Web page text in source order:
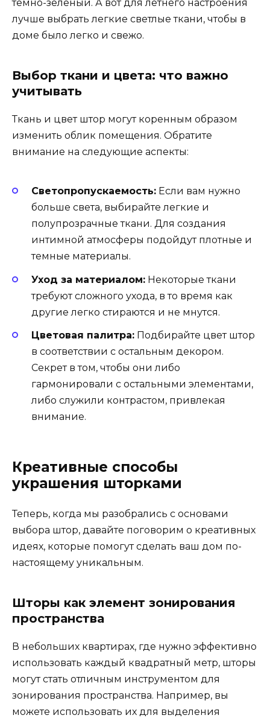
темно-зеленый. А вот для летнего настроения
лучше выбрать легкие светлые ткани, чтобы в
доме было легко и свежо.
Выбор ткани и цвета: что важно
учитывать
Ткань и цвет штор могут коренным образом
изменить облик помещения. Обратите
внимание на следующие аспекты:
Светопропускаемость: Если вам нужно
больше света, выбирайте легкие и
полупрозрачные ткани. Для создания
интимной атмосферы подойдут плотные и
темные материалы.
Уход за материалом: Некоторые ткани
требуют сложного ухода, в то время как
другие легко стираются и не мнутся.
Цветовая палитра: Подбирайте цвет штор
в соответствии с остальным декором.
Секрет в том, чтобы они либо
гармонировали с остальными элементами,
либо служили контрастом, привлекая
внимание.
Креативные способы
украшения шторками
Теперь, когда мы разобрались с основами
выбора штор, давайте поговорим о креативных
идеях, которые помогут сделать ваш дом по-
настоящему уникальным.
Шторы как элемент зонирования
пространства
В небольших квартирах, где нужно эффективно
использовать каждый квадратный метр, шторы
могут стать отличным инструментом для
зонирования пространства. Например, вы
можете использовать их для выделения